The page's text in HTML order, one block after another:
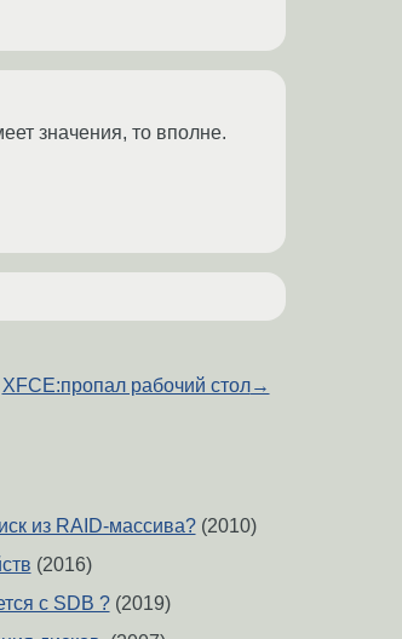
значения, то вполне.
XFCE:пропал рабочий стол→
из RAID-массива?(2010)
(2016)
с SDB ?(2019)